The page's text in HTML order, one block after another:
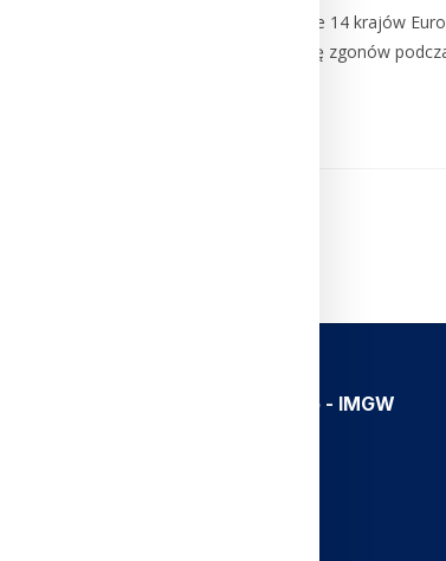
Nowe badanie obejmujące 14 krajów
znacząco ograniczyć liczbę zgonów
Aplikacja Meteo - IMGW